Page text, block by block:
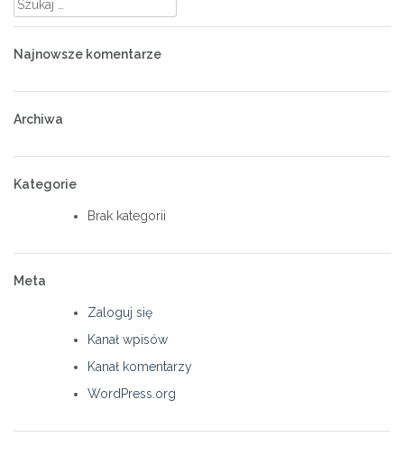
Najnowsze komentarze
Archiwa
Kategorie
Brak kategorii
Meta
Zaloguj się
Kanał wpisów
Kanał komentarzy
WordPress.org